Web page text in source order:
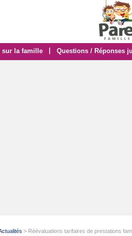
sur la famille Questions / Réponses
> Réévaluations tarifaires de prestations